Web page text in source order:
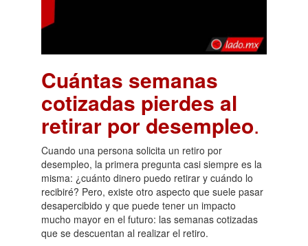
Cuántas semanas
cotizadas pierdes al
retirar por desempleo.
Cuando una persona solicita un retiro por
desempleo, la primera pregunta casi siempre es la
misma: ¿cuánto dinero puedo retirar y cuándo lo
recibiré? Pero, existe otro aspecto que suele pasar
desapercibido y que puede tener un impacto
mucho mayor en el futuro: las semanas cotizadas
que se descuentan al realizar el retiro.